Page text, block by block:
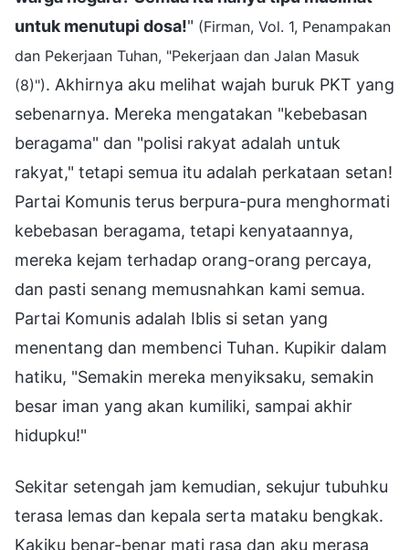
untuk menutupi dosa!" (Firman, Vol. 1, Penampakan
dan Pekerjaan Tuhan, "Pekerjaan dan Jalan Masuk
(8)"). Akhirnya aku melihat wajah buruk PKT yang
sebenarnya. Mereka mengatakan "kebebasan
beragama" dan "polisi rakyat adalah untuk
rakyat," tetapi semua itu adalah perkataan setan!
Partai Komunis terus berpura-pura menghormati
kebebasan beragama, tetapi kenyataannya,
mereka kejam terhadap orang-orang percaya,
dan pasti senang memusnahkan kami semua.
Partai Komunis adalah Iblis si setan yang
menentang dan membenci Tuhan. Kupikir dalam
hatiku, "Semakin mereka menyiksaku, semakin
besar iman yang akan kumiliki, sampai akhir
hidupku!"
Sekitar setengah jam kemudian, sekujur tubuhku
terasa lemas dan kepala serta mataku bengkak.
Kakiku benar-benar mati rasa dan aku merasa